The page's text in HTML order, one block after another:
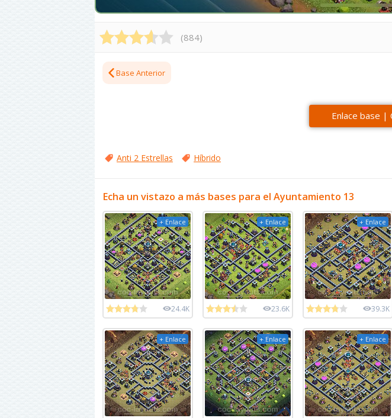
(884)
Base Anterior
Enlace base |
Anti 2 Estrellas Híbrido
Echa un vistazo a más bases para el Ayuntamiento 13
+ Enlace
24.4K
+ Enlace
23.6K
+ Enlace
39.3K
+ Enlace + Enlace + Enlace